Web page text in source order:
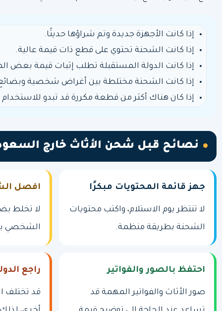
إذا كانت الأجهزة جديدة وتم شراؤها حديثًا.
إذا كانت الشحنة تحتوي على قطع ذات قيمة عالية.
إذا كانت الدولة المستقبلة تطلب إثبات قيمة بعض
إذا كانت الشحنة مختلطة بين أغراض شخصية
إذا كان هناك أكثر من قطعة مكررة قد تبدو للاستخدام
نصائح قبل شحن الأثاث خارج
جهز قائمة المحتويات مبكرًا
لا تنتظر يوم الاستلام، واكتب محتويات
الشحنة بطريقة منظمة.
افصل
لا تخلط
الشخصي
احتفظ بالصور والفواتير
صور الأثاث والفواتير المهمة قد
راجع
قد تختلف